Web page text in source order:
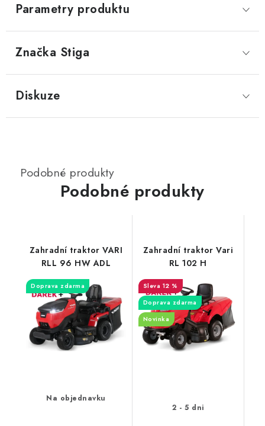
Parametry produktu
Značka Stiga
Diskuze
Podobné produkty
Zahradní traktor VARI
RLL 96 HW ADL
Doprava zdarma
Na objednavku
Zahradní traktor Vari
RL 102 H
12 %
Doprava zdarma
Novinka
2 - 5 dni